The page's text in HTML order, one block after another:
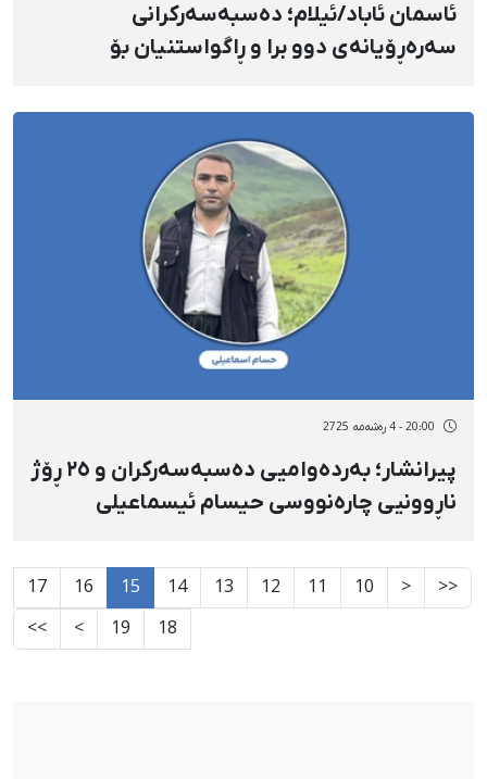
ئاسمان ئاباد/ئیلام؛ دەسبەسەرکرانی
سەرەڕۆیانەی دوو برا و ڕاگواستنیان بۆ
20:00 - 4 رەشەمه 2725
پیرانشار؛ بەردەوامیی دەسبەسەرکران و ٢٥ ڕۆژ
ناڕوونیی چارەنووسی حیسام ئیسماعیلی
<<
<
10
11
12
13
14
15
16
17
18
19
>
>>